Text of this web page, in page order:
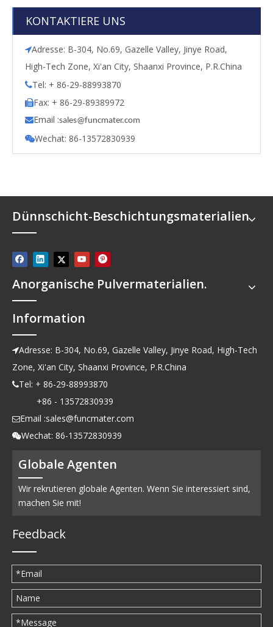
KONTAKTIERE UNS
Adresse: B-304, No.69, Gazelle Valley, Jinye Road,
High-Tech Zone, Xi'an City, Shaanxi Province, P.R.China
Tel: + 86-29-88993870
Fax: + 86-29-89389972
Email :sales@funcmater.com
Wechat: 86-13572830939
Dünnschicht-Beschichtungsmaterialien
Anorganische Pulvermaterialien.
Information
Adresse: B-304, No.69, Gazelle Valley, Jinye Road, High-Tech
Zone, Xi'an City, Shaanxi Province, P.R.China
Tel: + 86-29-88993870
+86 - 13572830939
Email :sales@funcmater.com
Wechat: 86-13572830939
Globale Agenten
Wir rekrutieren globale Agenten. Wenn Sie interessiert sind,
machen Sie mit!
Feedback